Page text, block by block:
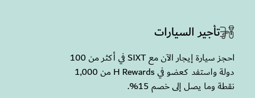
تأجير السيارات
احجز سيارة إيجار الآن مع SIXT في أكثر من 100
دولة واستفد كعضو في H Rewards من 1,000
نقطة وما يصل إلى خصم 15%.